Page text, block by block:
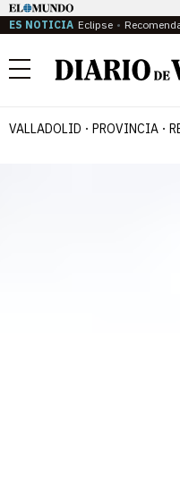
ES NOTICIA Eclipse
Menú
VALLADOLID PROVINCIA